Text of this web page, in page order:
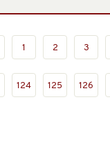
1 2 3
124 125 126